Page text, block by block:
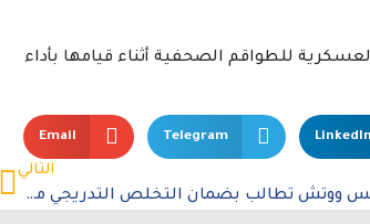
للطواقم الصحفية أثناء قيامها بأداء
LinkedIn
Telegram
Email
التالي
هيومن رايتس ووتش تطالب بضمان التخلص التدريجي من الوقود الأحفوري في محادثات المناخ